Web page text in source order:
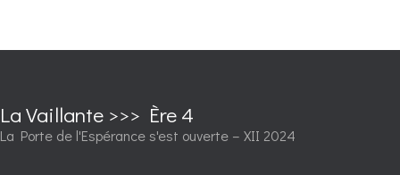
La Vaillante >>> Ère 4
La Porte de l'Espérance s'est ouverte – XII 2024